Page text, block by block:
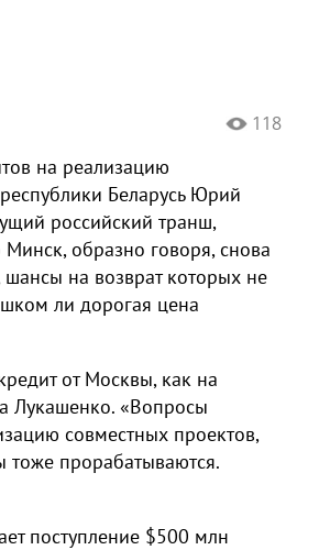
118
на реализацию
Беларусь Юрий
российский транш,
образно говоря, снова
на возврат которых не
ли дорогая цена
от Москвы, как на
Лукашенко. «Вопросы
совместных проектов,
тоже прорабатываются.
поступление $500 млн